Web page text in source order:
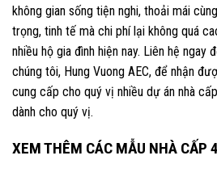
không gian sống tiện nghi, thoải mái
trọng, tinh tế mà chi phí lại không quá
nhiều hộ gia đình hiện nay. Liên hệ ngay
chúng tôi, Hung Vuong AEC, để nhận
cung cấp cho quý vị nhiều dự án nhà
dành cho quý vị.
XEM THÊM CÁC MẪU NHÀ CẤP